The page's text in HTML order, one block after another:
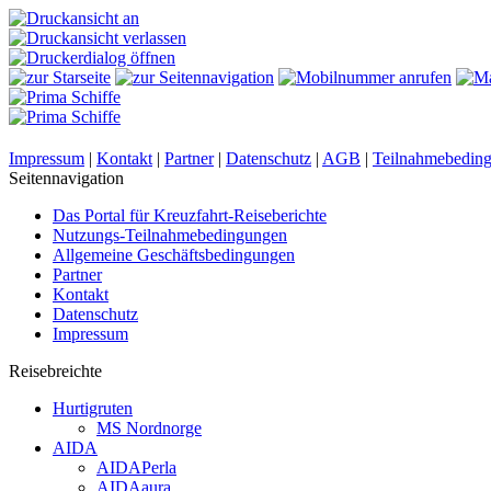
Impressum | Kontakt | Partner| Datenschutz | AGB |
Seitennavigation
Das Portal für Kreuzfahrt-Reiseberichte
Nutzungs-Teilnahmebedingungen
Allgemeine Geschäftsbedingungen
Partner
Kontakt
Datenschutz
Impressum
Reisebreichte
Hurtigruten
MS Nordnorge
AIDA
AIDAPerla
AIDAaura